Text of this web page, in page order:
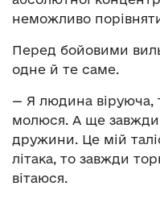
неможливо
Перед бойовими
одне й те саме.
— Я людина віруюча,
молюся. А ще
дружини. Це мій
літака, то завжди
вітаюся.